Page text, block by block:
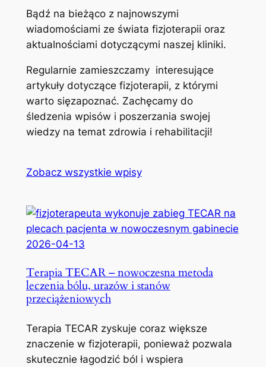
Bądź na bieżąco z najnowszymi
wiadomościami ze świata fizjoterapii oraz
aktualnościami dotyczącymi naszej kliniki.
Regularnie zamieszczamy interesujące
artykuły dotyczące fizjoterapii, z którymi
warto sięzapoznać. Zachęcamy do
śledzenia wpisów i poszerzania swojej
wiedzy na temat zdrowia i rehabilitacji!
Zobacz wszystkie wpisy
2026-04-13
Terapia TECAR – nowoczesna metoda
leczenia bólu, urazów i stanów
przeciążeniowych
Terapia TECAR zyskuje coraz większe
znaczenie w fizjoterapii, ponieważ pozwala
skutecznie łagodzić ból i wspiera